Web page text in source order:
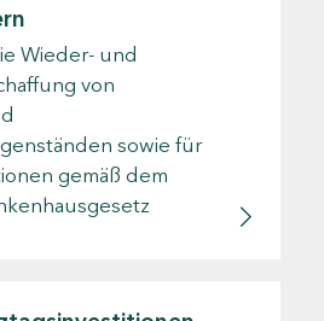
Wieder- und
von
sowie für
gemäß dem